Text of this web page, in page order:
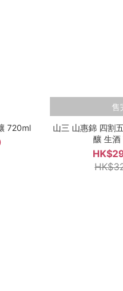
720ml
售
山三 山惠錦 四割
釀 生